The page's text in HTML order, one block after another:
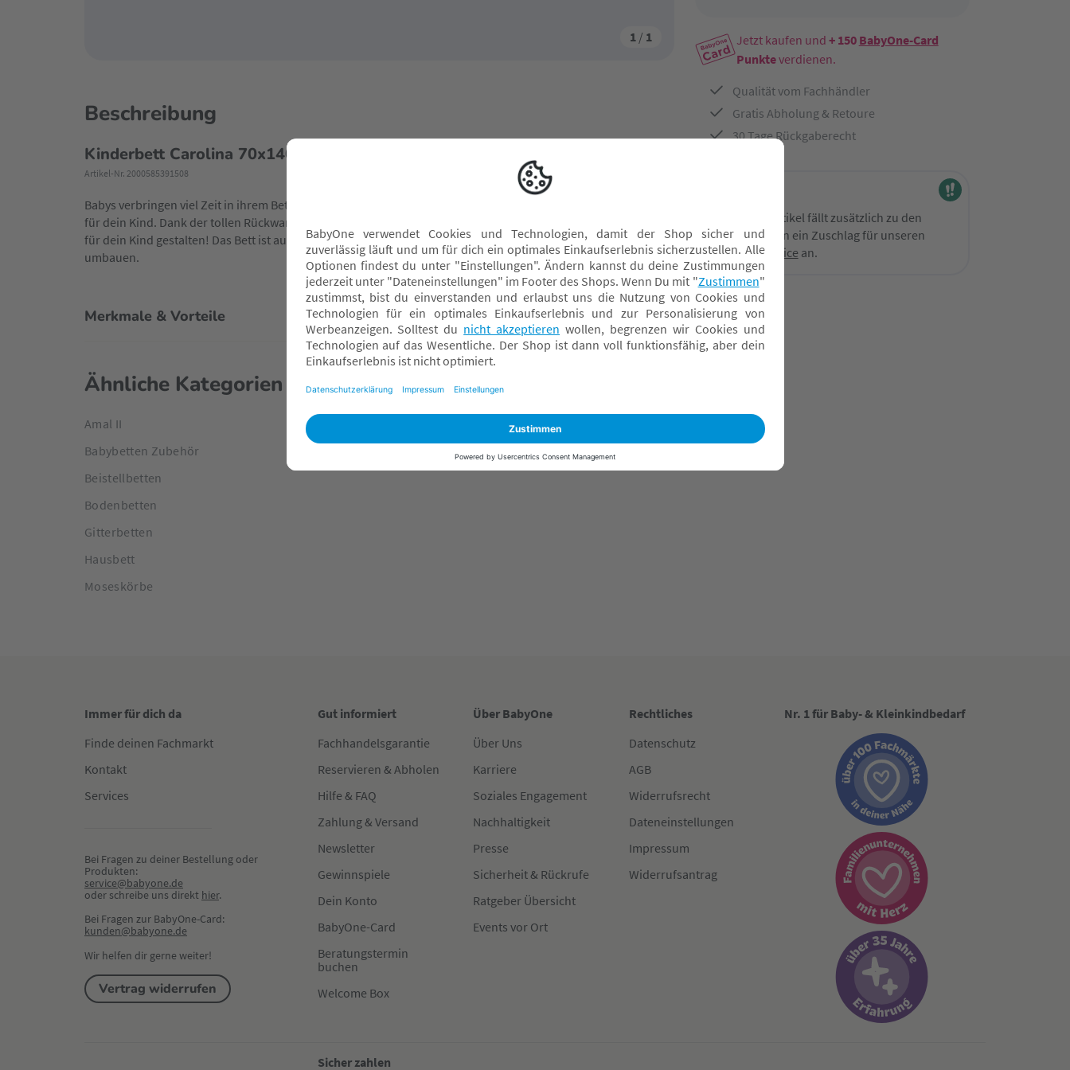
1 / 1 Jetzt kaufen und + 150 BabyOne-Card
Punkteverdienen.
Qualität vom Fachhändler
Gratis Abholung & Retoure
30 Tage Rückgaberecht
Bei diesem Artikel fällt zusätzlich zu den
Versandkosten ein Zuschlag für unseren
Sperrgut Service an.
Beschreibung
Kinderbett Carolina 70x140cm
Artikel-Nr. 2000585391508
Babys verbringen viel Zeit in ihrem Bett. Das Kinderbett Carolina von Amal bietet eine schöne Schlafumgebung
für dein Kind. Dank der tollen Rückwand und den kleinen Seitenwänden, kannst du eine richtige Wohlfühloase
für dein Kind gestalten! Das Bett ist aus massiver Buche und wenn dein Kind größer ist, kannst du es einfach
umbauen.
Merkmale & Vorteile
Ähnliche Kategorien
Amal II
Babybetten Zubehör
Beistellbetten
Bodenbetten
Gitterbetten
Hausbett
Moseskörbe
Stubenwagen & Wiegen
Immer für dich da
Finde deinen Fachmarkt
Kontakt
Services
Bei Fragen zu deiner Bestellung oder
Produkten:
service@babyone.de
oder schreibe uns direkt hier.
Bei Fragen zur BabyOne-Card:
kunden@babyone.de
Wir helfen dir gerne weiter!
Vertrag widerrufen
Gut informiert
Fachhandelsgarantie
Reservieren & Abholen
Hilfe & FAQ
Zahlung & Versand
Newsletter
Gewinnspiele
Dein Konto
BabyOne-Card
Beratungstermin
buchen
Welcome Box
Über BabyOne
Über Uns
Karriere
Soziales Engagement
Nachhaltigkeit
Presse
Sicherheit & Rückrufe
Ratgeber Übersicht
Events vor Ort
Rechtliches
Datenschutz
AGB
Widerrufsrecht
Dateneinstellungen
Impressum
Widerrufsantrag
Nr. 1 für Baby- & Kleinkindbedarf
Sicher zahlen